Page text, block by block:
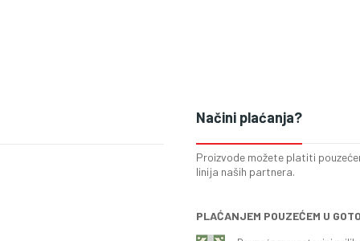
Načini plaćanja?
Proizvode možete platiti
linija naših partnera.
PLAĆANJEM POUZEĆEM U